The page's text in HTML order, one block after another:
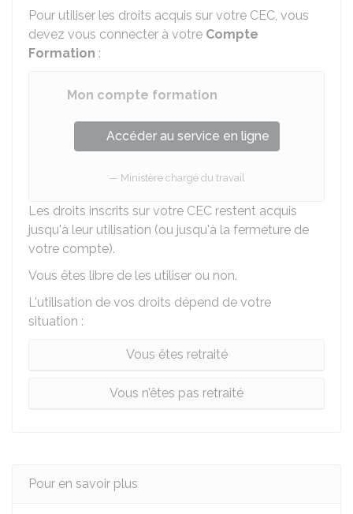
Pour utiliser les droits acquis sur votre CEC, vous
devez vous connecter à votre Compte
Formation :
Mon compte formation
Accéder au service en ligne
Ministère chargé du travail
Les droits inscrits sur votre CEC restent acquis
jusqu'à leur utilisation (ou jusqu'à la fermeture de
votre compte).
Vous êtes libre de les utiliser ou non.
L'utilisation de vos droits dépend de votre
situation :
Vous êtes retraité
Vous n’êtes pas retraité
Pour en savoir plus